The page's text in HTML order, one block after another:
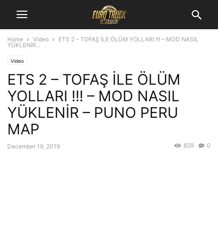
Home Video
ETS 2 – TOFAŞ İLE ÖLÜM YOLLARI !!! – MOD NASIL
YÜKLENİR...
Video
ETS 2 – TOFAŞ İLE ÖLÜM
YOLLARI !!! – MOD NASIL
YÜKLENİR – PUNO PERU
MAP
December 19, 2019 0
829